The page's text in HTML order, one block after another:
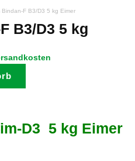
Bindan-F B3/D3 5 kg Eimer
B3/D3 5 kg
D3 5 kg Eimer